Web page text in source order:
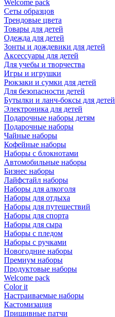
Welcome pack
Сеты образцов
Трендовые цвета
Товары для детей
Одежда для детей
Зонты и дождевики для детей
Аксессуары для детей
Для учебы и творчества
Игры и игрушки
Рюкзаки и сумки для детей
Для безопасности детей
Бутылки и ланч-боксы для детей
Электроника для детей
Подарочные наборы детям
Подарочные наборы
Чайные наборы
Кофейные наборы
Наборы с блокнотами
Автомобильные наборы
Бизнес наборы
Лайфстайл наборы
Наборы для алкоголя
Наборы для отдыха
Наборы для путешествий
Наборы для спорта
Наборы для сыра
Наборы с пледом
Наборы с ручками
Новогодние наборы
Премиум наборы
Продуктовые наборы
Welcome pack
Color it
Настраиваемые наборы
Кастомизация
Пришивные патчи